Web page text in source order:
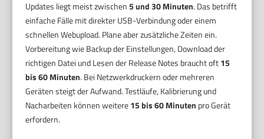
Updates liegt meist zwischen5 und 30 Minuten. Das betrifft
einfache Fälle mit direkter USB-Verbindung oder einem
schnellen Webupload. Plane aber zusätzliche Zeiten ein.
Vorbereitung wie Backup der Einstellungen, Download der
richtigen Datei und Lesen der Release Notes braucht oft15
bis 60 Minuten. Bei Netzwerkdruckern oder mehreren
Geräten steigt der Aufwand. Testläufe, Kalibrierung und
Nacharbeiten können weitere15 bis 60 Minuten pro Gerät
erfordern.